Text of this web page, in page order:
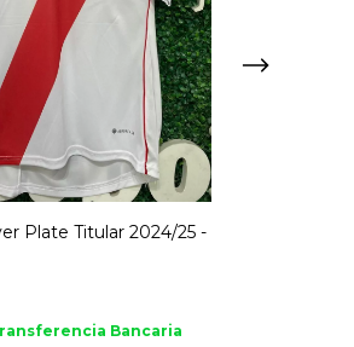
Plate Titular 2024/25 -
Bancaria